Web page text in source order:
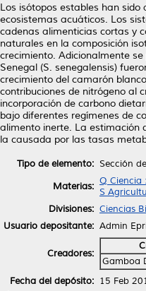
Los isótopos estables han
ecosistemas acuáticos. Los
cadenas alimenticias cortas y
naturales en la composición
crecimiento. Adicionalmente
Senegal (S. senegalensis)
crecimiento del camarón
contribuciones de nitrógeno al
incorporación de carbono
bajo diferentes regímenes de
alimento inerte. La estimación
la causada por las tasas
Tipo de elemento: Sección
Materias: Q Ciencia
S
Divisiones: Ciencias
Usuario depositante: Admin
Creadores:
Gamboa
Fecha del depósito: 15 Feb